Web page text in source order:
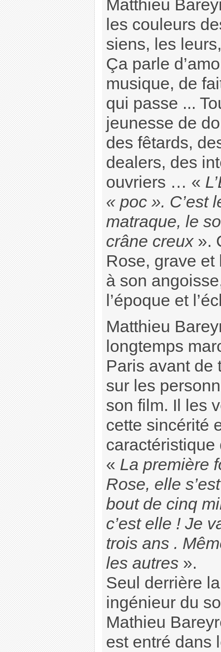
Matthieu
les couleurs
siens, les
Ça parle
musique, de
qui passe ...
jeunesse de
des fêtards,
dealers, des
ouvriers … «
« poc ». C’est
matraque, le
crâne creux».
Rose, grave
à son
l’époque et
Matthieu
longtemps
Paris avant de
sur les
son film. Il les
cette sincérité
caractéristique
« La première
Rose, elle
bout de cinq
c’est elle ! Je
trois ans .
les autres ».
Seul derrière
ingénieur du
Mathieu
est entré dans